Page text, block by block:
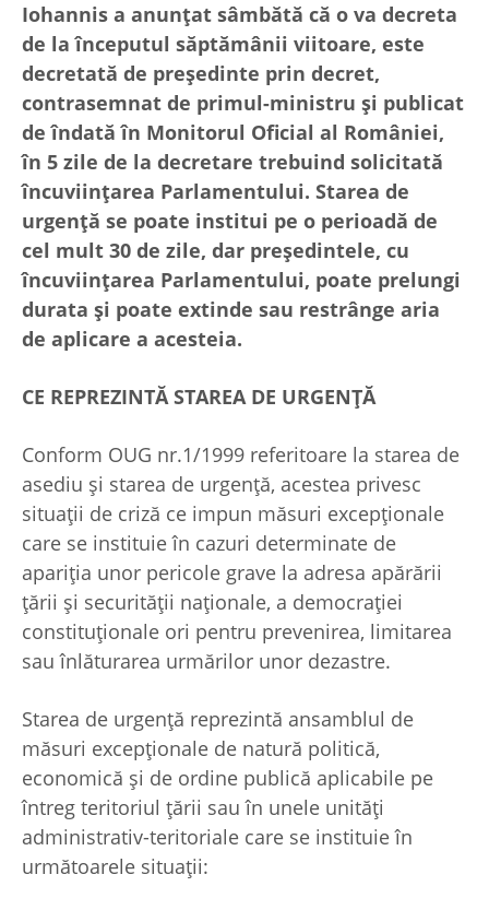
Iohannis a anunţat sâmbătă că o va decreta
de la începutul săptămânii viitoare, este
decretată de preşedinte prin decret,
contrasemnat de primul-ministru şi publicat
de îndată în Monitorul Oficial al României,
în 5 zile de la decretare trebuind solicitată
încuviinţarea Parlamentului. Starea de
urgenţă se poate institui pe o perioadă de
cel mult 30 de zile, dar preşedintele, cu
încuviinţarea Parlamentului, poate prelungi
durata şi poate extinde sau restrânge aria
de aplicare a acesteia.
CE REPREZINTĂ STAREA DE URGENŢĂ
Conform OUG nr.1/1999 referitoare la starea de
asediu şi starea de urgenţă, acestea privesc
situaţii de criză ce impun măsuri excepţionale
care se instituie în cazuri determinate de
apariţia unor pericole grave la adresa apărării
ţării şi securităţii naţionale, a democraţiei
constituţionale ori pentru prevenirea, limitarea
sau înlăturarea urmărilor unor dezastre.
Starea de urgenţă reprezintă ansamblul de
măsuri excepţionale de natură politică,
economică şi de ordine publică aplicabile pe
întreg teritoriul ţării sau în unele unităţi
administrativ-teritoriale care se instituie în
următoarele situaţii: